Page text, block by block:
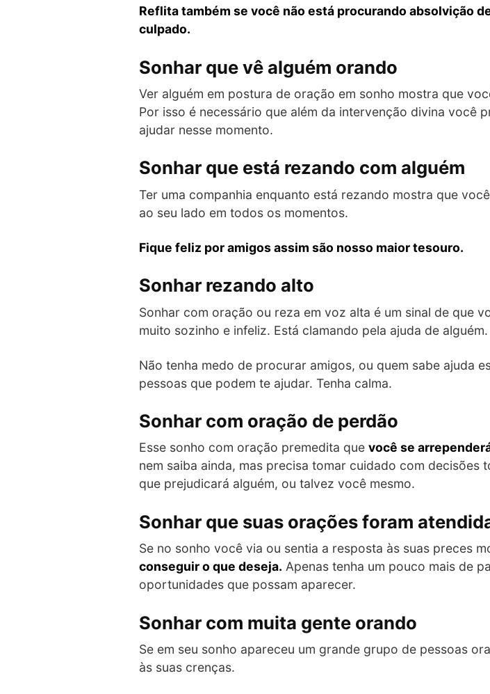
Reflita também se você não está procurando absolvição
culpado.
Sonhar que vê alguém orando
Ver alguém em postura de oração em sonho mostra que
Por isso é necessário que além da intervenção divina você
ajudar nesse momento.
Sonhar que está rezando com alguém
Ter uma companhia enquanto está rezando mostra que
ao seu lado em todos os momentos.
Fique feliz por amigos assim são nosso maior tesouro.
Sonhar rezando alto
Sonhar com oração ou reza em voz alta é um sinal de que
muito sozinho e infeliz. Está clamando pela ajuda de alguém.
Não tenha medo de procurar amigos, ou quem sabe ajuda
pessoas que podem te ajudar. Tenha calma.
Sonhar com oração de perdão
Esse sonho com oração premedita que você se
nem saiba ainda, mas precisa tomar cuidado com
que prejudicará alguém, ou talvez você mesmo.
Sonhar que suas orações foram
Se no sonho você via ou sentia a resposta às suas preces
conseguir o que deseja. Apenas tenha um pouco mais de
oportunidades que possam aparecer.
Sonhar com muita gente orando
Se em seu sonho apareceu um grande grupo de pessoas
às suas crenças.